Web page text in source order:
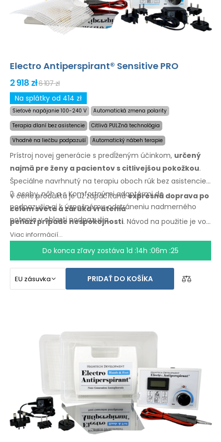
Electro Antiperspirant® Sensitive PRO
2 918 zł6 107 zł
Na splátky od 414 zł
Sieťové napájanie 100-240 V
Automatická zmena polarity
Terapia dlaní bez asistencie
Citlivá PULZná technológia
Vhodné na liečbu podpazuší
Automatický nábeh terapie
Prístroj novej generácie s predĺženým účinkom, určený
najmä pre ženy a pacientov s citlivejšou pokožkou.
Špeciálne navrhnutý na terapiu oboch rúk bez asistencie
2. osoby, nôha s Komfortnýmiadaptérmido
podpazušia aj k úspešnémuodstráneniu nadmerného
poteniav oblasti podpazušia.
V cene produktu je už započítanáexpresná doprava po
celomsvete a zárukavrátenia
peňazíprípade nespokojnosti. Návod na použitie je vo
Vašomjazyku.
Viac informácií...
Do konca zľavy zostáva 1d :14h :06m :25
PRIDAŤ DO KOŠÍKA